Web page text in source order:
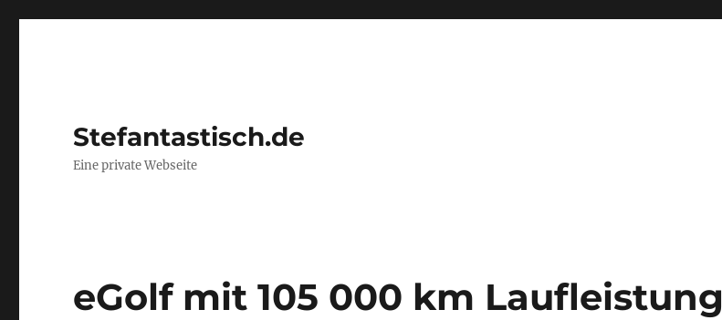
Stefantastisch.de
Eine private Webseite
eGolf mit 105 000 km Laufleistung